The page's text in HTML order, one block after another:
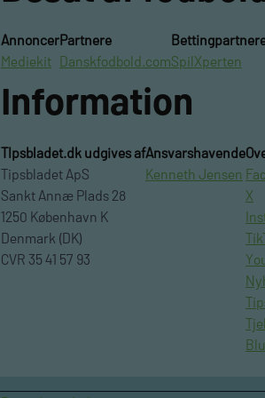
Annoncer
Mediekit
Partnere
Danskfodbold.comSpilXperten
Information
TIpsbladet.dk udgives af
Tipsbladet ApS
Sankt Annæ Plads 28
1250 København K
Denmark (DK)
CVR 35 41 57 93
Ansvarshavende
Kenneth Jensen
X